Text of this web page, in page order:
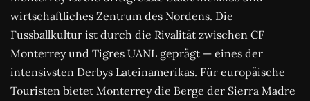
wirtschaftliches Zentrum des Nordens. Die
Fussballkultur ist durch die Rivalität zwischen CF
Monterrey und Tigres UANL geprägt — eines der
intensivsten Derbys Lateinamerikas. Für europäische
Touristen bietet Monterrey die Berge der Sierra Madre